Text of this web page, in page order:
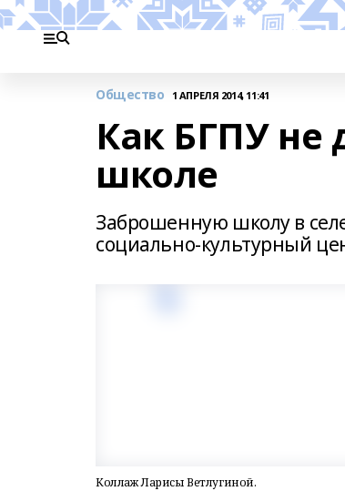
Общество 1 АПРЕЛЯ 2014, 11:41
Как БГПУ не
школе
Заброшенную школу в
социально-культурный
Коллаж Ларисы Ветлугиной.